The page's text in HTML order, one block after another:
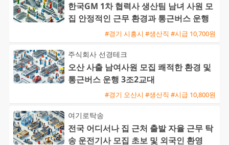
한국GM 1차 협력사 생산팀 남녀 사원 모
집 안정적인 근무 환경과 통근버스 운행
#경기 시흥시 #생산직 #시급 10,700원
주식회사 선경테크
오산 사출 남여사원 모집 쾌적한 환경 및
통근버스 운행 3조2교대
#경기 오산시 #생산직 #시급 10,800원
여기로탁송
전국 어디서나 집 근처 출발 자율 근무 탁
송 운전기사 모집 초보 및 외국인 환영